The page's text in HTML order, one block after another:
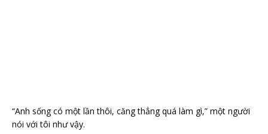
“Anh sống có một lần thôi, căng thẳng quá làm gì,” một người
nói với tôi như vậy.